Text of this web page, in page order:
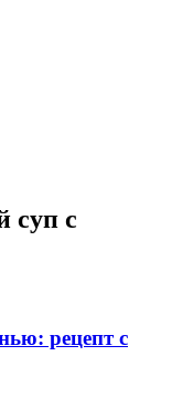
суп с
рецепт с